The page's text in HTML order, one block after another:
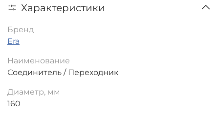
Характеристики
Бренд
Era
Наименование
Соединитель / Переходник
Диаметр, мм
160